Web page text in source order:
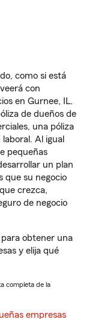
como si está
con
en Gurnee, IL.
de dueños de
una póliza
Al igual
pequeñas
un plan
que su negocio
crezca,
de negocio
para obtener una
y elija qué
completa de la
empresas